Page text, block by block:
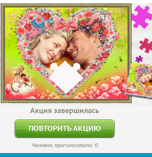
Акция завершилась
ПОВТОРИТЬ АКЦИЮ
Человек проголосовало: 0